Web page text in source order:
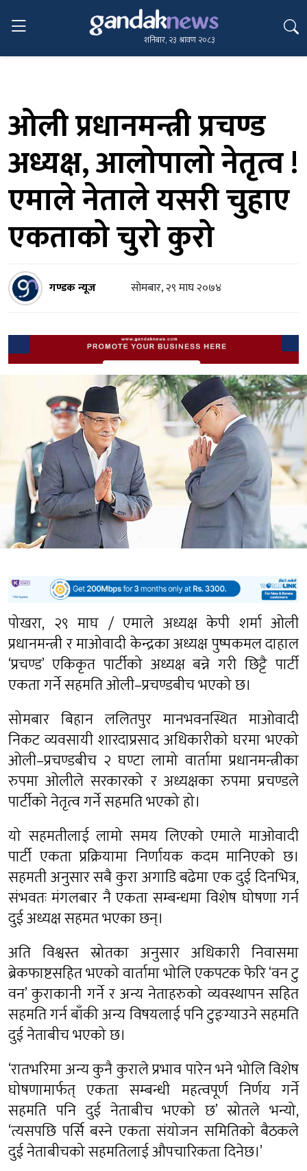
शनिबार, २३ श्रावण २०८३
ओली प्रधानमन्त्री प्रचण्ड
अध्यक्ष, आलोपालो नेतृत्व !
एमाले नेताले यसरी चुहाए
एकताको चुरो कुरो
गण्डक न्यूज सोमबार, २९ माघ २०७४
पोखरा, २९ माघ / एमाले अध्यक्ष केपी शर्मा ओली
प्रधानमन्त्री र माओवादी केन्द्रका अध्यक्ष पुष्पकमल दाहाल
‘प्रचण्ड’ एकिकृत पार्टीको अध्यक्ष बन्ने गरी छिट्टै पार्टी
एकता गर्ने सहमति ओली–प्रचण्डबीच भएको छ।
सोमबार बिहान ललितपुर मानभवनस्थित माओवादी
निकट व्यवसायी शारदाप्रसाद अधिकारीको घरमा भएको
ओली–प्रचण्डबीच २ घण्टा लामो वार्तामा प्रधानमन्त्रीका
रुपमा ओलीले सरकारको र अध्यक्षका रुपमा प्रचण्डले
पार्टीको नेतृत्व गर्ने सहमति भएको हो।
यो सहमतीलाई लामो समय लिएको एमाले माओवादी
पार्टी एकता प्रक्रियामा निर्णायक कदम मानिएको छ।
सहमती अनुसार सबै कुरा अगाडि बढेमा एक दुई दिनभित्र,
संभवतः मंगलबार नै एकता सम्बन्धमा विशेष घोषणा गर्न
दुई अध्यक्ष सहमत भएका छन्।
अति विश्वस्त स्रोतका अनुसार अधिकारी निवासमा
ब्रेकफाष्टसहित भएको वार्तामा भोलि एकपटक फेरि ‘वन टु
वन’ कुराकानी गर्ने र अन्य नेताहरुको व्यवस्थापन सहित
सहमति गर्न बाँकी अन्य विषयलाई पनि टुङ्ग्याउने सहमति
दुई नेताबीच भएको छ।
‘रातभरिमा अन्य कुनै कुराले प्रभाव पारेन भने भोलि विशेष
घोषणामार्फत् एकता सम्बन्धी महत्वपूर्ण निर्णय गर्ने
सहमति पनि दुई नेताबीच भएको छ’ स्रोतले भन्यो,
‘त्यसपछि पर्सि बस्ने एकता संयोजन समितिको बैठकले
दुई नेताबीचको सहमतिलाई औपचारिकता दिनेछ।’